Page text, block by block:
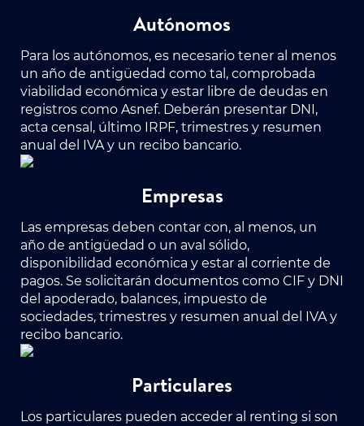
Autónomos
Para los autónomos, es necesario tener al menos
un año de antigüedad como tal, comprobada
viabilidad económica y estar libre de deudas en
registros como Asnef. Deberán presentar DNI,
acta censal, último IRPF, trimestres y resumen
anual del IVA y un recibo bancario.
Empresas
Las empresas deben contar con, al menos, un
año de antigüedad o un aval sólido,
disponibilidad económica y estar al corriente de
pagos. Se solicitarán documentos como CIF y DNI
del apoderado, balances, impuesto de
sociedades, trimestres y resumen anual del IVA y
recibo bancario.
Particulares
Los particulares pueden acceder al renting si son